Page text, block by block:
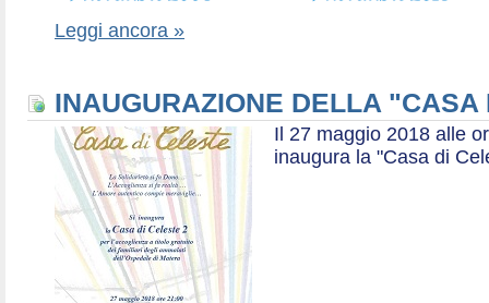
Leggi ancora »
INAUGURAZIONE DELLA
Il 27 maggio 2018 alle
inaugura la "Casa di